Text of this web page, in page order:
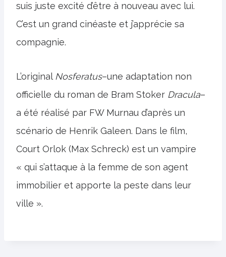
suis juste excité d’être à nouveau avec lui.
C’est un grand cinéaste et j’apprécie sa
compagnie.
L’original Nosferatus–une adaptation non
officielle du roman de Bram Stoker Dracula–
a été réalisé par FW Murnau d’après un
scénario de Henrik Galeen. Dans le film,
Court Orlok (Max Schreck) est un vampire
« qui s’attaque à la femme de son agent
immobilier et apporte la peste dans leur
ville ».